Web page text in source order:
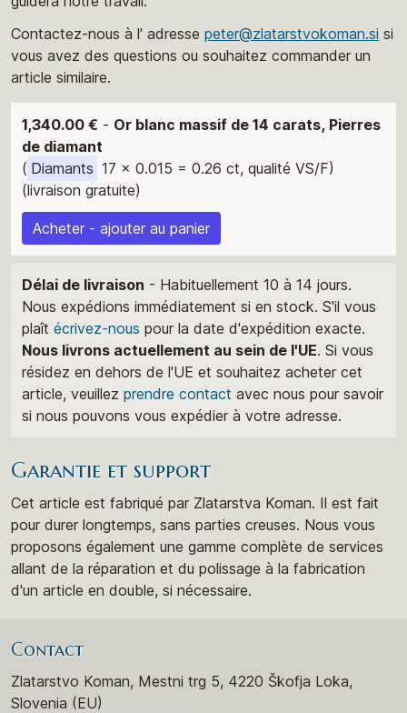
Contactez-nous à l' adresse peter@zlatarstvokoman.si si
vous avez des questions ou souhaitez commander un
article similaire.
1,340.00 € - Or blanc massif de 14 carats, Pierres
de diamant
( Diamants 17 x 0.015 = 0.26 ct, qualité VS/F)
(livraison gratuite)
Acheter - ajouter au panier
Délai de livraison - Habituellement 10 à 14 jours.
Nous expédions immédiatement si en stock. S'il vous
plaît écrivez-nous pour la date d'expédition exacte.
Nous livrons actuellement au sein de l'UE. Si vous
résidez en dehors de l'UE et souhaitez acheter cet
article, veuillez prendre contact avec nous pour savoir
si nous pouvons vous expédier à votre adresse.
Garantie et support
Cet article est fabriqué par Zlatarstva Koman. Il est fait
pour durer longtemps, sans parties creuses. Nous vous
proposons également une gamme complète de services
allant de la réparation et du polissage à la fabrication
d'un article en double, si nécessaire.
Contact
Zlatarstvo Koman, Mestni trg 5, 4220 Škofja Loka,
Slovenia (EU)